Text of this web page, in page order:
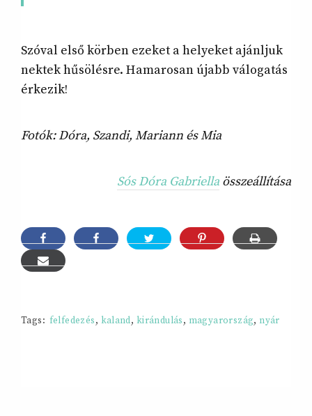
Szóval első körben ezeket a helyeket ajánljuk
nektek hűsölésre. Hamarosan újabb válogatás
érkezik!
Fotók: Dóra, Szandi, Mariann és Mia
Sós Dóra Gabriella összeállítása
Tags: felfedezés, kaland, kirándulás, magyarország, nyár